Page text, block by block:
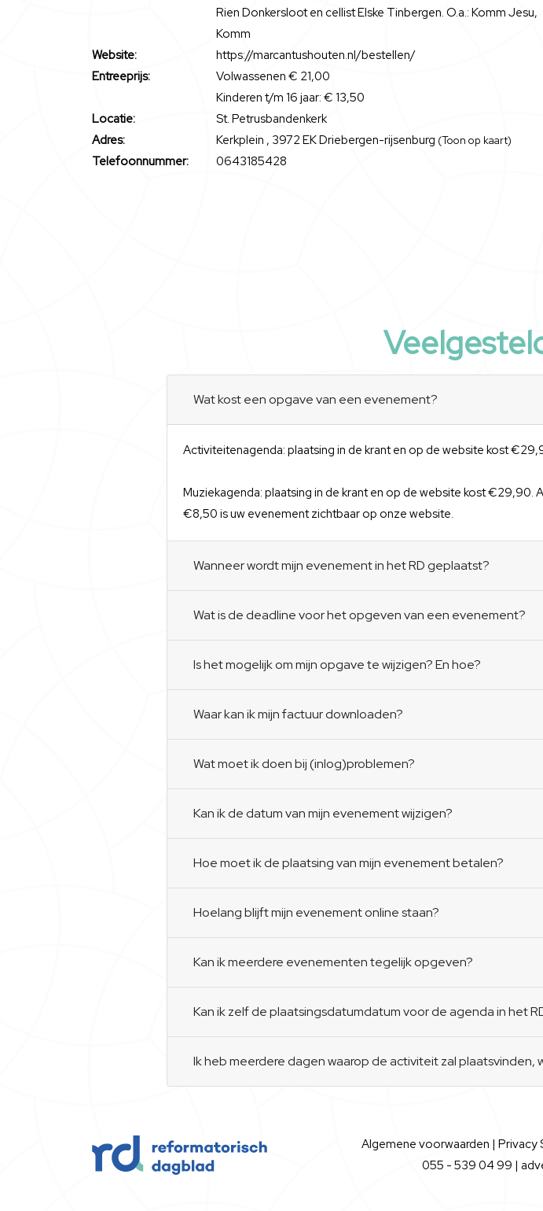
Rien Donkersloot en cellist Elske Tinbergen. O.a.: Komm Jesu,
Komm
Website:
https://marcantushouten.nl/bestellen/
Entreeprijs:
Volwassenen € 21,00
Kinderen t/m 16 jaar: € 13,50
Locatie:
St. Petrusbandenkerk
Adres:
Kerkplein , 3972 EK Driebergen-rijsenburg (Toon op kaart)
Telefoonnummer: 0643185428
Wat kost een opgave van een evenement?
Activiteitenagenda: plaatsing in de krant en op de website kost
Muziekagenda: plaatsing in de krant en op de website kost €29,90.
€8,50 is uw evenement zichtbaar op onze website.
Wanneer wordt mijn evenement in het RD geplaatst?
Wat is de deadline voor het opgeven van een evenement?
Is het mogelijk om mijn opgave te wijzigen? En hoe?
Waar kan ik mijn factuur downloaden?
Wat moet ik doen bij (inlog)problemen?
Kan ik de datum van mijn evenement wijzigen?
Hoe moet ik de plaatsing van mijn evenement betalen?
Hoelang blijft mijn evenement online staan?
Kan ik meerdere evenementen tegelijk opgeven?
Kan ik zelf de plaatsingsdatumdatum voor de agenda in het
Ik heb meerdere dagen waarop de activiteit zal plaatsvinden,
Algemene voorwaarden | Privacy
055 - 539 04 99 |